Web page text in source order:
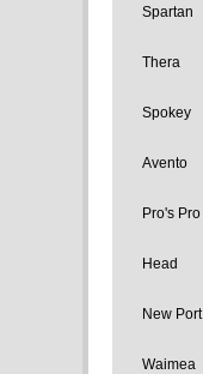
Spartan
Thera
Spokey
Avento
Pro's Pro
Head
New Port
Waimea